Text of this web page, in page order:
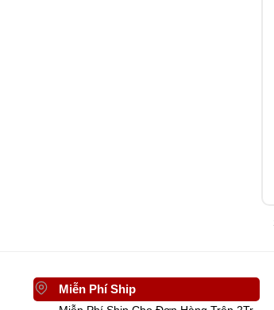
Miễn Phí Ship